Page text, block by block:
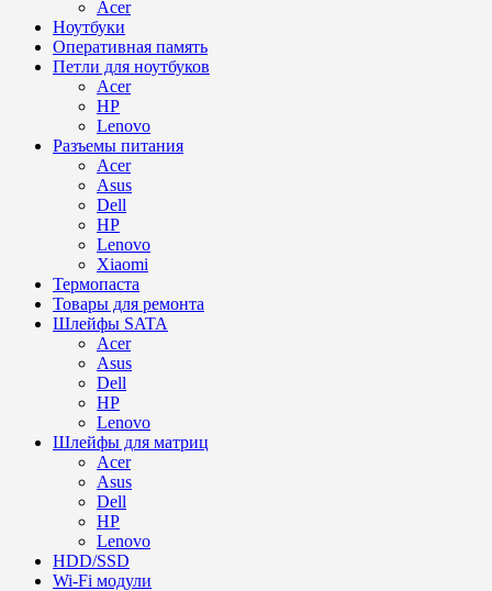
Acer
Ноутбуки
Оперативная память
Петли для ноутбуков
Acer
HP
Lenovo
Разъемы питания
Acer
Asus
Dell
HP
Lenovo
Xiaomi
Термопаста
Товары для ремонта
Шлейфы SATA
Acer
Asus
Dell
HP
Lenovo
Шлейфы для матриц
Acer
Asus
Dell
HP
Lenovo
HDD/SSD
Wi-Fi модули